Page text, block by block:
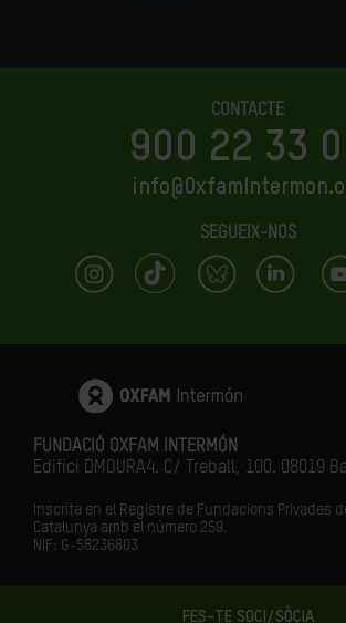
FES-TE SOCI/SÒCIA
CONTACTE
900 22 33
SEGUEIX-NOS
FUNDACIÓ OXFAM INTERMÓN
Edifici DMOURA4. C/ Treball, 100. 08019
Inscrita en el Registre de Fundacions Privades
Catalunya amb el número 259.
NIF: G-58236803